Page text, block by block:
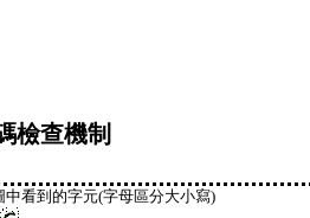
檢查機制
中看到的字元(字母區分大小寫)